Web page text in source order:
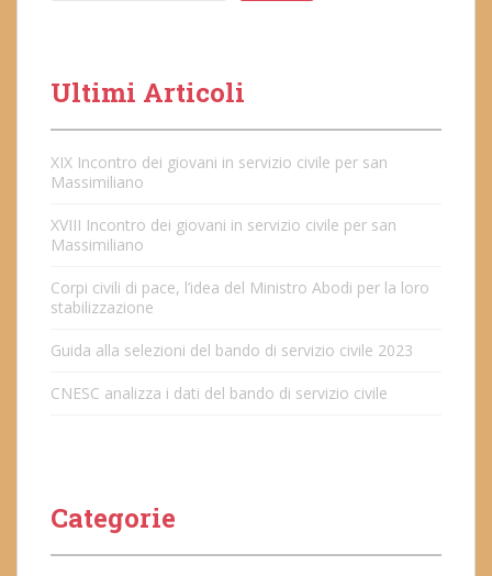
Ultimi Articoli
XIX Incontro dei giovani in servizio civile per san
Massimiliano
XVIII Incontro dei giovani in servizio civile per san
Massimiliano
Corpi civili di pace, l’idea del Ministro Abodi per la loro
stabilizzazione
Guida alla selezioni del bando di servizio civile 2023
CNESC analizza i dati del bando di servizio civile
Categorie